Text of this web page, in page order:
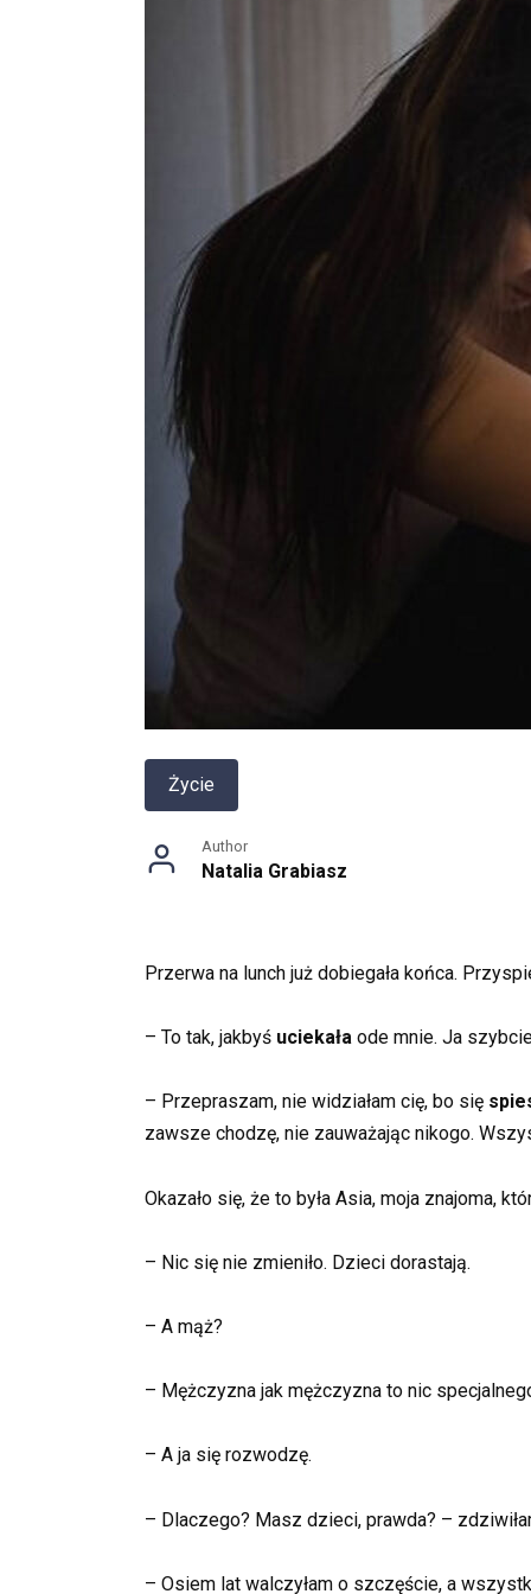
Życie
Author
Natalia Grabiasz
Przerwa na lunch już dobiegała końca.
– To tak, jakbyś uciekała ode mnie. Ja
– Przepraszam, nie widziałam cię, bo się
zawsze chodzę, nie zauważając nikogo.
Okazało się, że to była Asia, moja znajoma,
– Nic się nie zmieniło. Dzieci dorastają.
– A mąż?
– Mężczyzna jak mężczyzna to nic
– A ja się rozwodzę.
– Dlaczego? Masz dzieci, prawda? –
– Osiem lat walczyłam o szczęście, a